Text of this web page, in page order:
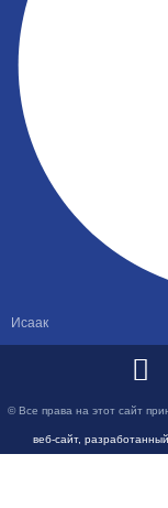
Исаак
© Все права на этот сайт
веб-сайт,